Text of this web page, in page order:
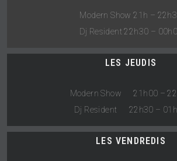
Modern Show 21h –
Dj Resident 22h30 –
LES JEUDIS
Modern Show 21h00 –
Dj Resident 22h30 –
LES VENDREDIS